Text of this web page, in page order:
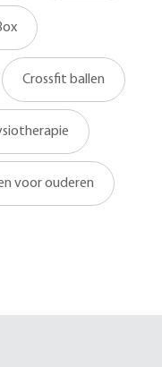
Crossfit ballen
voor ouderen